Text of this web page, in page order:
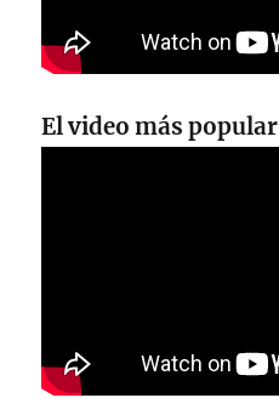
El video más popular